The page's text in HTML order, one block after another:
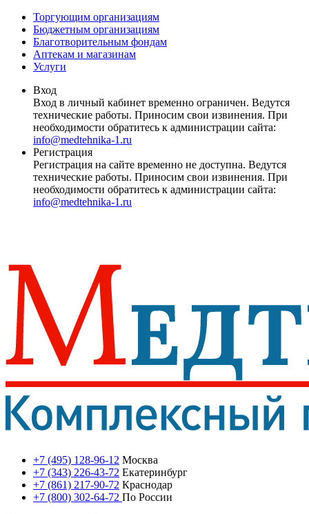
Торгующим организациям
Бюджетным организациям
Благотворительным фондам
Аптекам и магазинам
Услуги
Вход
Вход в личный кабинет временно ограничен. Ведутся
технические работы. Приносим свои извинения. При
необходимости обратитесь к администрации сайта:
info@medtehnika-1.ru
Регистрация
Регистрация на сайте временно не доступна. Ведутся
технические работы. Приносим свои извинения. При
необходимости обратитесь к администрации сайта:
info@medtehnika-1.ru
+7 (495) 128-96-12 Москва
+7 (343) 226-43-72 Екатеринбург
+7 (861) 217-90-72 Краснодар
+7 (800) 302-64-72 По России